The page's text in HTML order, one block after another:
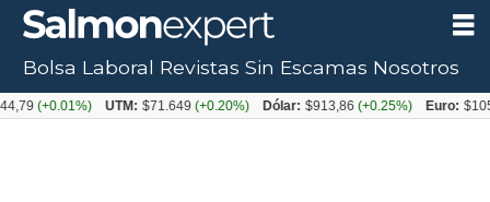
Bolsa Laboral Revistas Sin Escamas Nosotros
UTM: $71.649(+0.20%) Dólar: $913,86(+0.25%) Euro: $1053,08(-